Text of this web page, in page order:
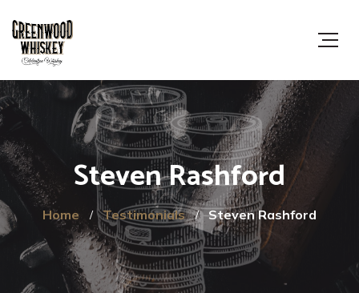
Steven Rashford
Home Testimonials Steven Rashford